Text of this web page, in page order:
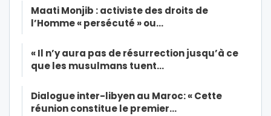
Maati Monjib : activiste des droits de
l’Homme « persécuté » ou…
« Il n’y aura pas de résurrection jusqu’à ce
que les musulmans tuent…
Dialogue inter-libyen au Maroc: « Cette
réunion constitue le premier…